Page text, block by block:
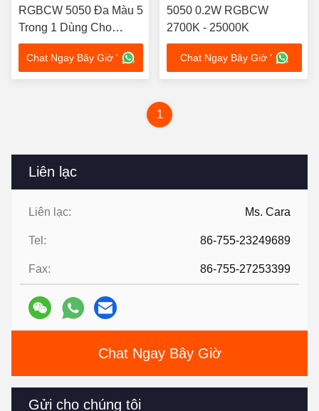
Liên lạc
Liên lạc: Ms. Cara
Tel: 86-755-23249689
Fax: 86-755-27253399
Chat Ngay Bây Giờ
Gửi cho chúng tôi
RGBCW 5050 Đa Màu 5
Trong 1 Dùng Cho
Chiếu Sáng Thương
Mại
Chat Ngay Bây Giờ '
5050 0.2W RGBCW
2700K - 25000K
Chat Ngay Bây Giờ '
1